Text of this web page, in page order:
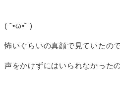
( ˘•ω•˘ )
怖いぐらいの真顔で見ていたの
声をかけずにはいられなかった